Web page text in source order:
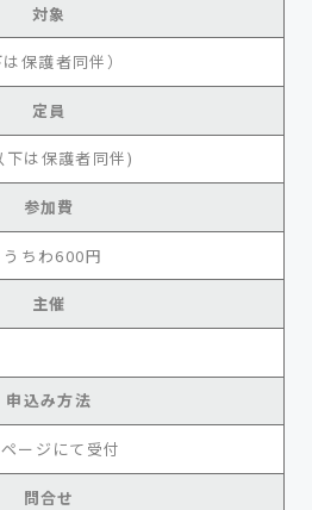
対象
保護者同伴）
定員
は保護者同伴)
参加費
ちわ600円
主催
申込み方法
ージにて受付
問合せ